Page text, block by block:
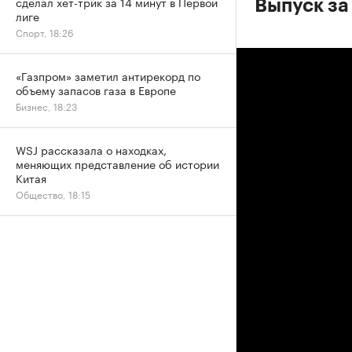
Выпуск
лиге
Спорт, 18:26
«Газпром» заметил антирекорд по
объему запасов газа в Европе
Бизнес, 18:23
WSJ рассказала о находках,
меняющих представление об истории
Китая
Общество, 18:15